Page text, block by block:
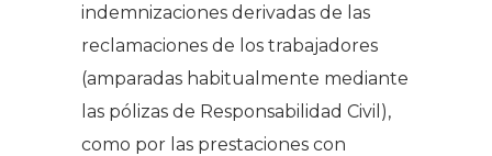
indemnizaciones derivadas de las
reclamaciones de los trabajadores
(amparadas habitualmente mediante
las pólizas de Responsabilidad Civil),
como por las prestaciones con